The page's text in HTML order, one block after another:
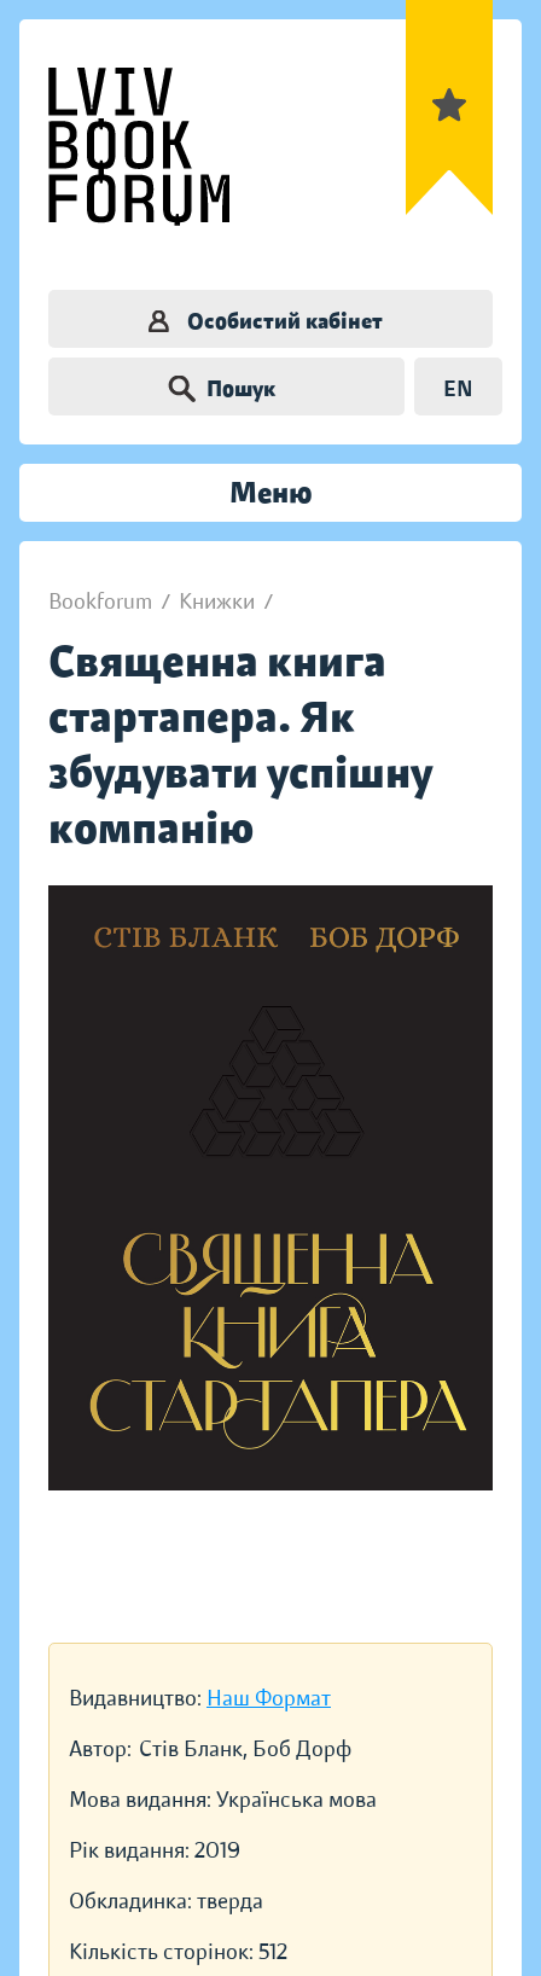
Особистий кабінет
Пошук EN
Меню
Bookforum / Книжки /
Священна книга
стартапера. Як
збудувати успішну
компанію
Видавництво: Наш Формат
Автор: Стів Бланк, Боб Дорф
Мова видання: Українська мова
Рік видання: 2019
Обкладинка: тверда
Кількість сторінок: 512